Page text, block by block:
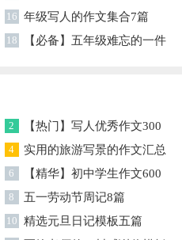
16 年级写人的作文集合7篇
18
【必备】五年级难忘的一件
2
【热门】写人优秀作文300
字汇总8篇
4
实用的旅游写景的作文汇总
九篇
6
【精华】初中学生作文600
字集合十篇
8 五一劳动节周记8篇
10 精选元旦日记模板五篇